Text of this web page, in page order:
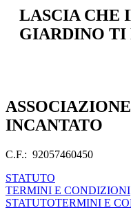
LASCIA CHE
GIARDINO TI
INCANTATO
C.F.: 92057460450
STATUTO
TERMINI E CONDIZIONI
STATUTOTERMINI E